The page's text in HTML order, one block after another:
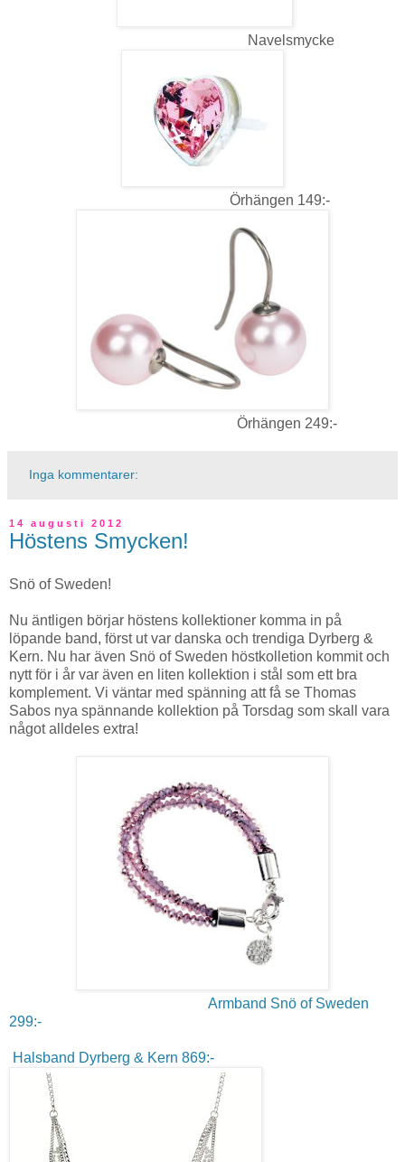
Navelsmycke
Örhängen 149:-
Örhängen 249:-
Inga kommentarer:
14 augusti 2012
Höstens Smycken!
Snö of Sweden!
Nu äntligen börjar höstens kollektioner komma in på
löpande band, först ut var danska och trendiga Dyrberg &
Kern. Nu har även Snö of Sweden höstkolletion kommit och
nytt för i år var även en liten kollektion i stål som ett bra
komplement. Vi väntar med spänning att få se Thomas
Sabos nya spännande kollektion på Torsdag som skall vara
något alldeles extra!
Armband Snö of Sweden
299:-
Halsband Dyrberg & Kern 869:-